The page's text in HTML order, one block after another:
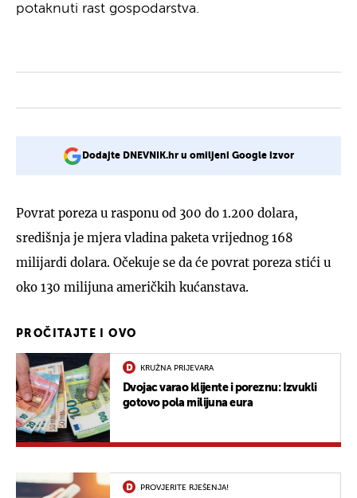
potaknuti rast gospodarstva.
Dodajte DNEVNIK.hr u omiljeni Google izvor
Povrat poreza u rasponu od 300 do 1.200 dolara,
središnja je mjera vladina paketa vrijednog 168
milijardi dolara. Očekuje se da će povrat poreza stići u
oko 130 milijuna američkih kućanstava.
PROČITAJTE I OVO
KRUŽNA PRIJEVARA
Dvojac varao klijente i poreznu: Izvukli
gotovo pola milijuna eura
PROVJERITE RJEŠENJA!